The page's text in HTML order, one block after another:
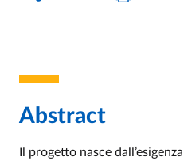
Abstract
Il progetto nasce